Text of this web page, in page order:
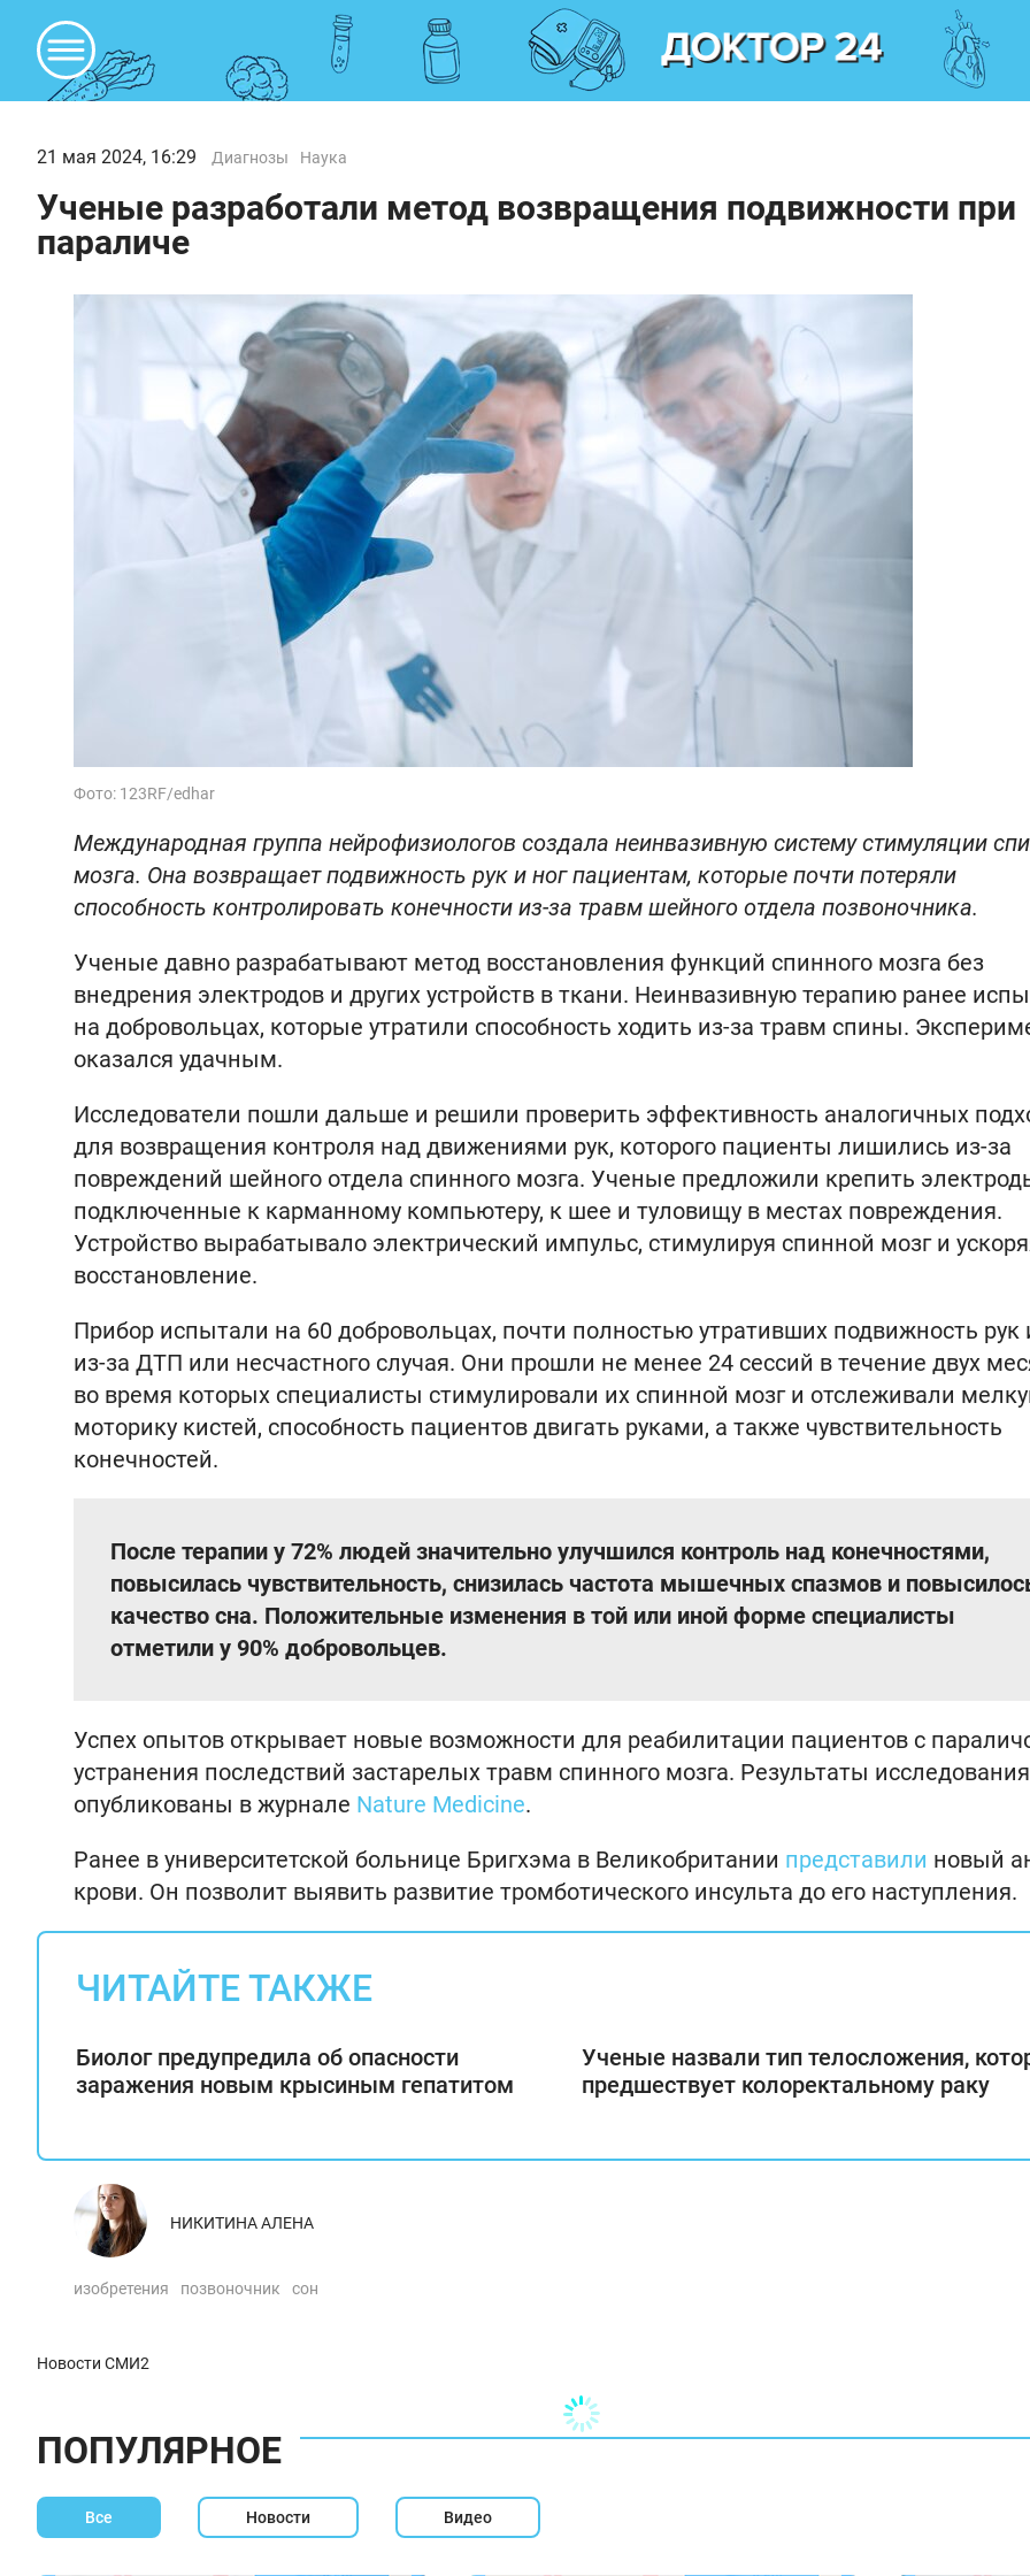
21 мая 2024, 16:29 Диагнозы Наука
Ученые разработали метод возвращения подвижности при
параличе
Фото: 123RF/edhar
Международная группа нейрофизиологов создала неинвазивную систему стимуляции
мозга. Она возвращает подвижность рук и ног пациентам, которые почти потеряли
способность контролировать конечности из-за травм шейного отдела позвоночника.
Ученые давно разрабатывают метод восстановления функций спинного мозга без
внедрения электродов и других устройств в ткани. Неинвазивную терапию ранее
на добровольцах, которые утратили способность ходить из-за травм спины.
оказался удачным.
Исследователи пошли дальше и решили проверить эффективность аналогичных
для возвращения контроля над движениями рук, которого пациенты лишились из-за
повреждений шейного отдела спинного мозга. Ученые предложили крепить
подключенные к карманному компьютеру, к шее и туловищу в местах повреждения.
Устройство вырабатывало электрический импульс, стимулируя спинной мозг и
восстановление.
Прибор испытали на 60 добровольцах, почти полностью утративших подвижность рук
из-за ДТП или несчастного случая. Они прошли не менее 24 сессий в течение двух
во время которых специалисты стимулировали их спинной мозг и отслеживали
моторику кистей, способность пациентов двигать руками, а также чувствительность
конечностей.
После терапии у 72% людей значительно улучшился контроль над конечностями,
повысилась чувствительность, снизилась частота мышечных спазмов и
качество сна. Положительные изменения в той или иной форме специалисты
отметили у 90% добровольцев.
Успех опытов открывает новые возможности для реабилитации пациентов с
устранения последствий застарелых травм спинного мозга. Результаты исследования
опубликованы в журнале Nature Medicine.
Ранее в университетской больнице Бригхэма в Великобритании представили новый
крови. Он позволит выявить развитие тромботического инсульта до его наступления.
ЧИТАЙТЕ ТАКЖЕ
Биолог предупредила об опасности
заражения новым крысиным гепатитом
Ученые назвали тип телосложения,
предшествует колоректальному раку
НИКИТИНА АЛЕНА
изобретения позвоночник сон
Новости СМИ2
ПОПУЛЯРНОЕ
Все Новости Видео